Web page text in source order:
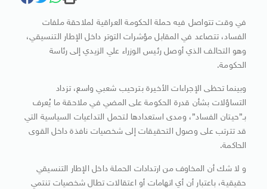
في وقت تتواصل فيه حملة الحكومة العراقية لملاحقة ملفات
الفساد، تتصاعد في المقابل مؤشرات التوتر داخل الإطار التنسيقي،
وهو التحالف الذي أوصل رئيس الوزراء علي الزيدي إلى رئاسة
الحكومة.
وبينما تحظى الإجراءات الأخيرة بترحيب شعبي واسع، تزداد
التساؤلات بشأن قدرة الحكومة على المضي في ملاحقة ما يُعرف
بـ”حيتان الفساد”، ومدى استعدادها لتحمل التداعيات السياسية التي
قد تترتب على وصول التحقيقات إلى شخصيات نافذة داخل القوى
الحاكمة.
و لا شك أن المخاوف من ارتدادات الحملة داخل الإطار التنسيقي
حقيقية، باعتبار أن أي اتهامات أو اعتقالات تطال شخصيات تنتمي